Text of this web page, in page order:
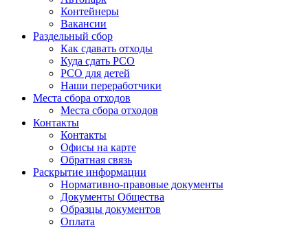
Контейнеры
Вакансии
Раздельный сбор
Как сдавать отходы
Куда сдать РСО
РСО для детей
Наши переработчики
Места сбора отходов
Места сбора отходов
Контакты
Контакты
Офисы на карте
Обратная связь
Раскрытие информации
Нормативно-правовые документы
Документы Общества
Образцы документов
Оплата